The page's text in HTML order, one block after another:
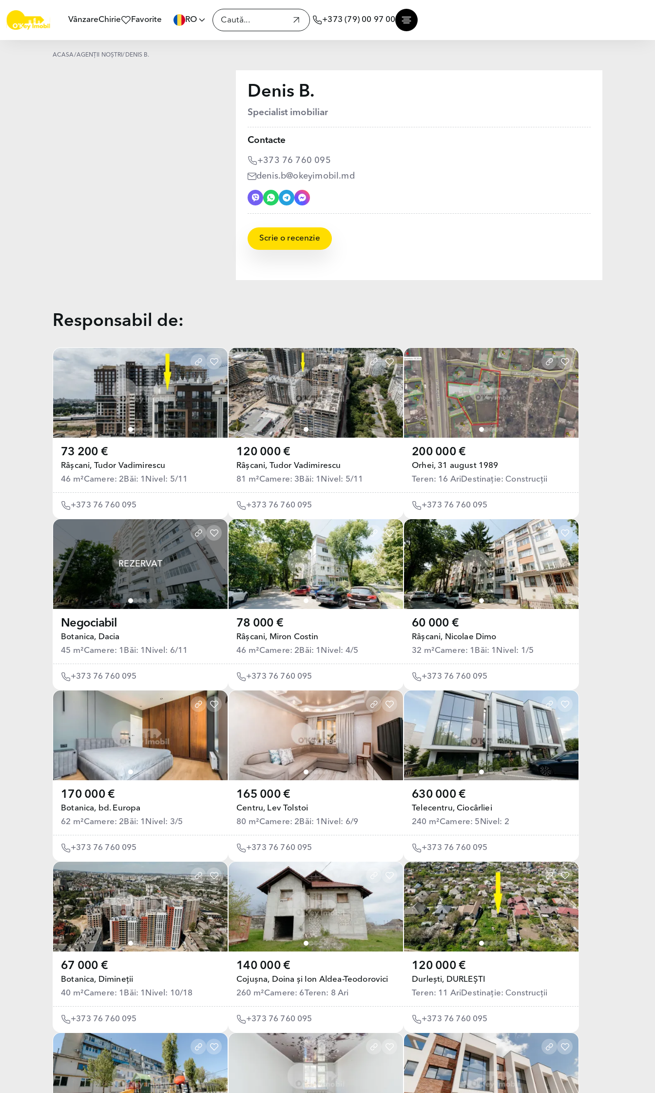
VânzareChirie Favorite RO +373 (79) 00 97 00
ACASĂ/AGENȚII NOȘTRI/ DENIS B.
Denis B.
Specialist imobiliar
Contacte
+373 76 760 095
denis.b@okeyimobil.md
Scrie o recenzie
Responsabil de:
73 200 €
Râșcani, Tudor Vadimirescu
46 m²Camere: 2 Băi: 1 Nivel: 5/11
+373 76 760 095
120 000 €
Râșcani, Tudor Vadimirescu
81 m²Camere: 3 Băi: 1 Nivel: 5/11
+373 76 760 095
200 000 €
Orhei, 31 august 1989
Teren: 16 Ari Destinație: Сonstrucții
+373 76 760 095
REZERVAT
Negociabil
Botanica, Dacia
45 m²Camere: 1 Băi: 1 Nivel: 6/11
+373 76 760 095
78 000 €
Râșcani, Miron Costin
46 m²Camere: 2 Băi: 1 Nivel: 4/5
+373 76 760 095
60 000 €
Râșcani, Nicolae Dimo
32 m²Camere: 1 Băi: 1 Nivel: 1/5
+373 76 760 095
170 000 €
Botanica, bd. Europa
62 m²Camere: 2 Băi: 1 Nivel: 3/5
+373 76 760 095
165 000 €
Centru, Lev Tolstoi
80 m²Camere: 2 Băi: 1 Nivel: 6/9
+373 76 760 095
630 000 €
Telecentru,Ciocârliei
240 m²Camere: 5 Nivel: 2
+373 76 760 095
67 000 €
Botanica, Dimineții
40 m²Camere: 1 Băi: 1 Nivel: 10/18
+373 76 760 095
140 000 €
Cojușna, Doina și Ion Aldea-Teodorovici
260 m²Camere: 6Teren: 8 Ari
+373 76 760 095
120 000 €
Durlești, DURLEȘTI
Teren: 11 Ari Destinație: Сonstrucții
+373 76 760 095